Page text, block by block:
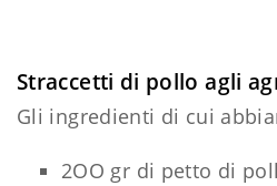
Straccetti di pollo agli
Gli ingredienti di cui
2OO gr di petto di